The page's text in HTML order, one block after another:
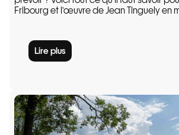
Fribourg et l’œuvre de Jean Tinguely en
Lire plus